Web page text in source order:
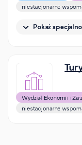
niestacjonarne
Pokaż
Wydział Ekonomii i
niestacjonarne